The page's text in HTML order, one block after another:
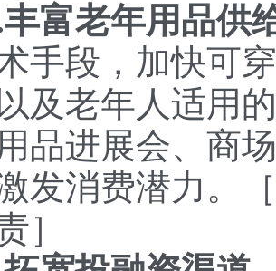
丰富老年用品供
手段，加快可
及老年人适用
品进展会、商
发消费潜力。
］